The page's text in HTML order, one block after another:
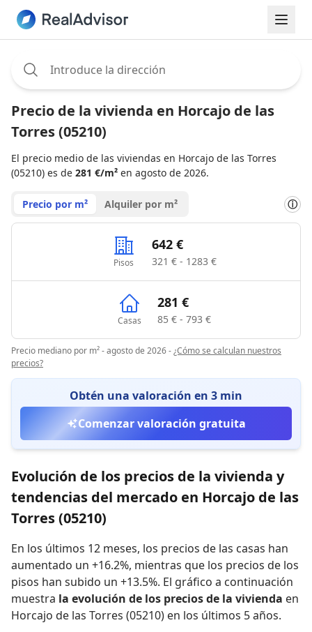
Precio de la vivienda en Horcajo de las
Torres (05210)
El precio medio de las viviendas en Horcajo de las Torres
(05210) es de 281 €/m² en agosto de 2026.
Precio por m² Alquiler por m² ⓘ
Pisos
642 €
321 € - 1283 €
Casas
281 €
85 € - 793 €
Precio mediano por m² - agosto de 2026-¿Cómo se calculan nuestros
precios?
Obtén una valoración en 3 min
Comenzar valoración gratuita
Evolución de los precios de la vivienda y
tendencias del mercado en Horcajo de las
Torres (05210)
En los últimos 12 meses, los precios de las casas han
aumentado un +16.2%, mientras que los precios de los
pisos han subido un +13.5%. El gráfico a continuación
muestra la evolución de los precios de la vivienda en
Horcajo de las Torres (05210) en los últimos 5 años.